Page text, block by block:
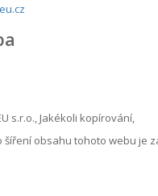
s.r.o., Jakékoli kopírování,
šíření obsahu tohoto webu je